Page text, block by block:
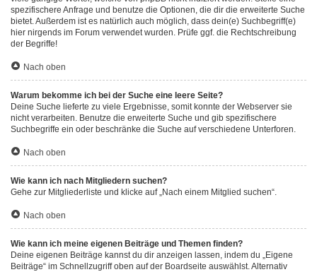
spezifischere Anfrage und benutze die Optionen, die dir die erweiterte Suche
bietet. Außerdem ist es natürlich auch möglich, dass dein(e) Suchbegriff(e)
hier nirgends im Forum verwendet wurden. Prüfe ggf. die Rechtschreibung
der Begriffe!
Nach oben
Warum bekomme ich bei der Suche eine leere Seite?
Deine Suche lieferte zu viele Ergebnisse, somit konnte der Webserver sie
nicht verarbeiten. Benutze die erweiterte Suche und gib spezifischere
Suchbegriffe ein oder beschränke die Suche auf verschiedene Unterforen.
Nach oben
Wie kann ich nach Mitgliedern suchen?
Gehe zur Mitgliederliste und klicke auf „Nach einem Mitglied suchen“.
Nach oben
Wie kann ich meine eigenen Beiträge und Themen finden?
Deine eigenen Beiträge kannst du dir anzeigen lassen, indem du „Eigene
Beiträge“ im Schnellzugriff oben auf der Boardseite auswählst. Alternativ